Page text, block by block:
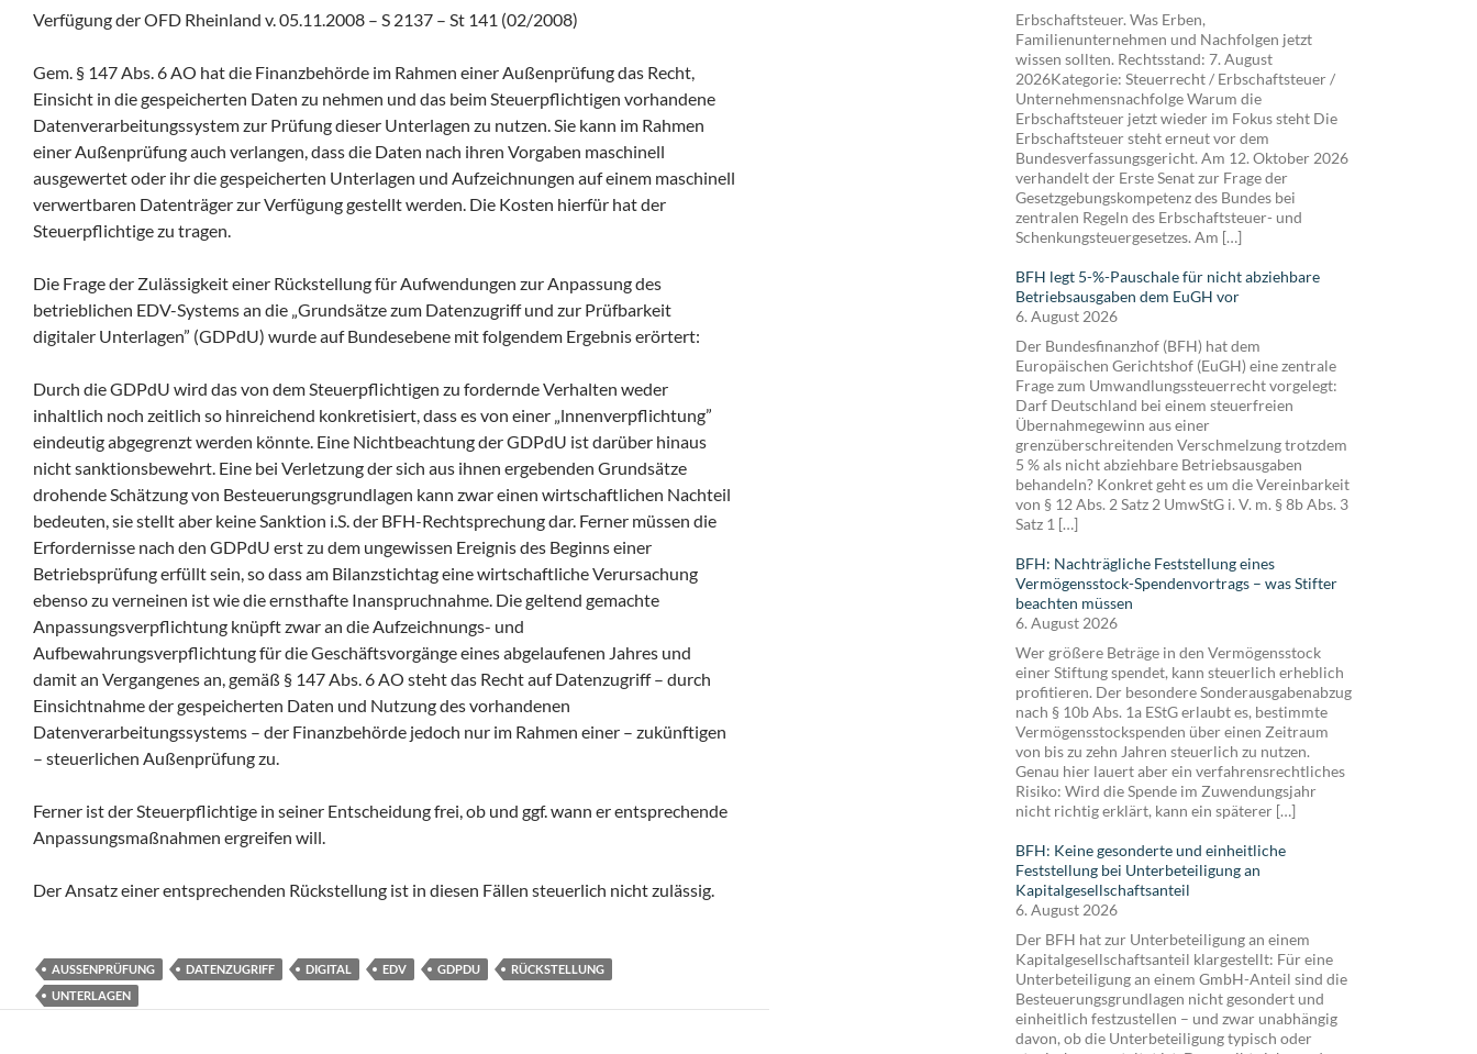
Verfügung der OFD Rheinland v. 05.11.2008 – S 2137 – St 141 (02/2008)
Gem. § 147 Abs. 6 AO hat die Finanzbehörde im Rahmen einer Außenprüfung das Recht,
Einsicht in die gespeicherten Daten zu nehmen und das beim Steuerpflichtigen vorhandene
Datenverarbeitungssystem zur Prüfung dieser Unterlagen zu nutzen. Sie kann im Rahmen
einer Außenprüfung auch verlangen, dass die Daten nach ihren Vorgaben maschinell
ausgewertet oder ihr die gespeicherten Unterlagen und Aufzeichnungen auf einem maschinell
verwertbaren Datenträger zur Verfügung gestellt werden. Die Kosten hierfür hat der
Steuerpflichtige zu tragen.
Die Frage der Zulässigkeit einer Rückstellung für Aufwendungen zur Anpassung des
betrieblichen EDV-Systems an die „Grundsätze zum Datenzugriff und zur Prüfbarkeit
digitaler Unterlagen” (GDPdU) wurde auf Bundesebene mit folgendem Ergebnis erörtert:
Durch die GDPdU wird das von dem Steuerpflichtigen zu fordernde Verhalten weder
inhaltlich noch zeitlich so hinreichend konkretisiert, dass es von einer „lnnenverpflichtung”
eindeutig abgegrenzt werden könnte. Eine Nichtbeachtung der GDPdU ist darüber hinaus
nicht sanktionsbewehrt. Eine bei Verletzung der sich aus ihnen ergebenden Grundsätze
drohende Schätzung von Besteuerungsgrundlagen kann zwar einen wirtschaftlichen Nachteil
bedeuten, sie stellt aber keine Sanktion i.S. der BFH-Rechtsprechung dar. Ferner müssen die
Erfordernisse nach den GDPdU erst zu dem ungewissen Ereignis des Beginns einer
Betriebsprüfung erfüllt sein, so dass am Bilanzstichtag eine wirtschaftliche Verursachung
ebenso zu verneinen ist wie die ernsthafte Inanspruchnahme. Die geltend gemachte
Anpassungsverpflichtung knüpft zwar an die Aufzeichnungs- und
Aufbewahrungsverpflichtung für die Geschäftsvorgänge eines abgelaufenen Jahres und
damit an Vergangenes an, gemäß § 147 Abs. 6 AO steht das Recht auf Datenzugriff – durch
Einsichtnahme der gespeicherten Daten und Nutzung des vorhandenen
Datenverarbeitungssystems – der Finanzbehörde jedoch nur im Rahmen einer – zukünftigen
– steuerlichen Außenprüfung zu.
Ferner ist der Steuerpflichtige in seiner Entscheidung frei, ob und ggf. wann er entsprechende
Anpassungsmaßnahmen ergreifen will.
Der Ansatz einer entsprechenden Rückstellung ist in diesen Fällen steuerlich nicht zulässig.
AUSSENPRÜFUNG DATENZUGRIFF DIGITAL EDV GDPDU
RÜCKSTELLUNG
UNTERLAGEN
Erbschaftsteuer. Was Erben,
Familienunternehmen und Nachfolgen jetzt
wissen sollten. Rechtsstand: 7. August
2026Kategorie: Steuerrecht / Erbschaftsteuer /
Unternehmensnachfolge Warum die
Erbschaftsteuer jetzt wieder im Fokus steht Die
Erbschaftsteuer steht erneut vor dem
Bundesverfassungsgericht. Am 12. Oktober 2026
verhandelt der Erste Senat zur Frage der
Gesetzgebungskompetenz des Bundes bei
zentralen Regeln des Erbschaftsteuer- und
Schenkungsteuergesetzes. Am […]
BFH legt 5-%-Pauschale für nicht abziehbare
Betriebsausgaben dem EuGH vor
6. August 2026
Der Bundesfinanzhof (BFH) hat dem
Europäischen Gerichtshof (EuGH) eine zentrale
Frage zum Umwandlungssteuerrecht vorgelegt:
Darf Deutschland bei einem steuerfreien
Übernahmegewinn aus einer
grenzüberschreitenden Verschmelzung trotzdem
5 % als nicht abziehbare Betriebsausgaben
behandeln? Konkret geht es um die Vereinbarkeit
von § 12 Abs. 2 Satz 2 UmwStG i. V. m. § 8b Abs. 3
Satz 1 […]
BFH: Nachträgliche Feststellung eines
Vermögensstock-Spendenvortrags – was Stifter
beachten müssen
6. August 2026
Wer größere Beträge in den Vermögensstock
einer Stiftung spendet, kann steuerlich erheblich
profitieren. Der besondere Sonderausgabenabzug
nach § 10b Abs. 1a EStG erlaubt es, bestimmte
Vermögensstockspenden über einen Zeitraum
von bis zu zehn Jahren steuerlich zu nutzen.
Genau hier lauert aber ein verfahrensrechtliches
Risiko: Wird die Spende im Zuwendungsjahr
nicht richtig erklärt, kann ein späterer […]
BFH: Keine gesonderte und einheitliche
Feststellung bei Unterbeteiligung an
Kapitalgesellschaftsanteil
6. August 2026
Der BFH hat zur Unterbeteiligung an einem
Kapitalgesellschaftsanteil klargestellt: Für eine
Unterbeteiligung an einem GmbH-Anteil sind die
Besteuerungsgrundlagen nicht gesondert und
einheitlich festzustellen – und zwar unabhängig
davon, ob die Unterbeteiligung typisch oder